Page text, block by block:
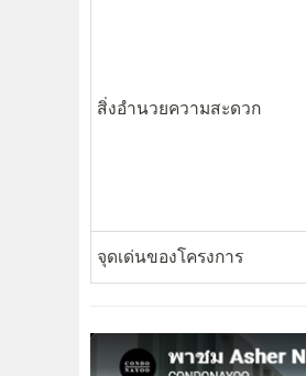
สิ่งอำนวยความสะดวก
จุดเด่นของโครงการ